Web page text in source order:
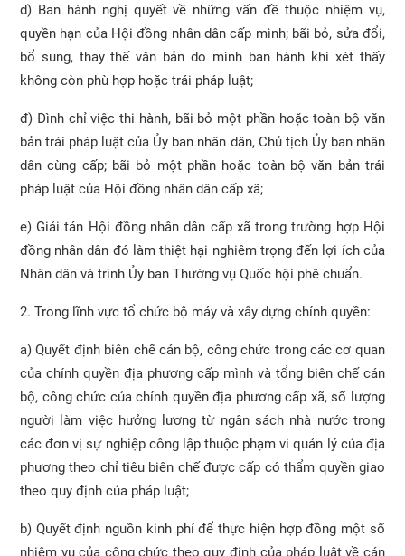
d) Ban hành nghị quyết về những vấn đề thuộc nhiệm vụ,
quyền hạn của Hội đồng nhân dân cấp mình; bãi bỏ, sửa đổi,
bổ sung, thay thế văn bản do mình ban hành khi xét thấy
không còn phù hợp hoặc trái pháp luật;
đ) Đình chỉ việc thi hành, bãi bỏ một phần hoặc toàn bộ văn
bản trái pháp luật của Ủy ban nhân dân, Chủ tịch Ủy ban nhân
dân cùng cấp; bãi bỏ một phần hoặc toàn bộ văn bản trái
pháp luật của Hội đồng nhân dân cấp xã;
e) Giải tán Hội đồng nhân dân cấp xã trong trường hợp Hội
đồng nhân dân đó làm thiệt hại nghiêm trọng đến lợi ích của
Nhân dân và trình Ủy ban Thường vụ Quốc hội phê chuẩn.
2. Trong lĩnh vực tổ chức bộ máy và xây dựng chính quyền:
a) Quyết định biên chế cán bộ, công chức trong các cơ quan
của chính quyền địa phương cấp mình và tổng biên chế cán
bộ, công chức của chính quyền địa phương cấp xã, số lượng
người làm việc hưởng lương từ ngân sách nhà nước trong
các đơn vị sự nghiệp công lập thuộc phạm vi quản lý của địa
phương theo chỉ tiêu biên chế được cấp có thẩm quyền giao
theo quy định của pháp luật;
b) Quyết định nguồn kinh phí để thực hiện hợp đồng một số
nhiệm vụ của công chức theo quy định của pháp luật về cán